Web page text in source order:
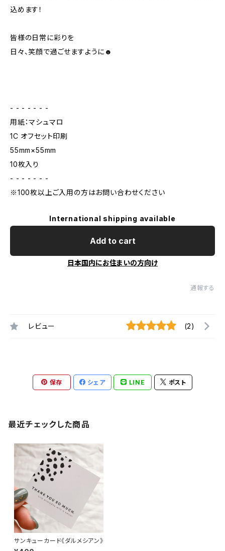
込めます！
皆様の日常に彩りを
日々、笑顔で過ごせますように☻
- - - - - - -
用紙：マシュマロ
1C オフセット印刷
55mm×55mm
10枚入り
- - - - - - -
※100枚以上ご入用の方はお問い合わせください
International shipping available
Add to cart
日本国内にお住まいの方向け
通報する
レビュー (2)
保存 シェア LINE ポスト
最近チェックした商品
サンキューカード《ダルメシアン》